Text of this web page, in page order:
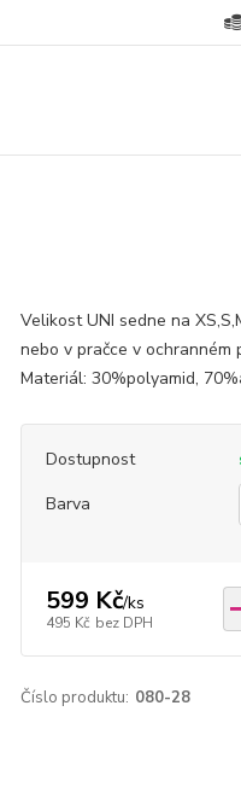
Velikost UNI sedne na
nebo v pračce v
Materiál: 30%polyamid,
Dostupnost
Barva
599 Kč/ks
495 Kč bez DPH
Číslo produktu: 080-28